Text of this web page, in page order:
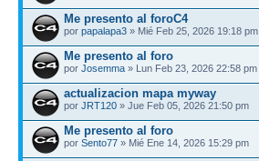
Me presento al foroC4
por papalapa3 » Mié Feb 25, 2026 19:18 pm
Me presento al foro
por Josemma » Lun Feb 23, 2026 22:58 pm
actualizacion mapa myway
por JRT120 » Jue Feb 05, 2026 21:50 pm
Me presento al foro
por Sento77 » Mié Ene 14, 2026 15:29 pm